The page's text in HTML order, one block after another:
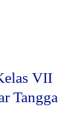
VII
Tangga